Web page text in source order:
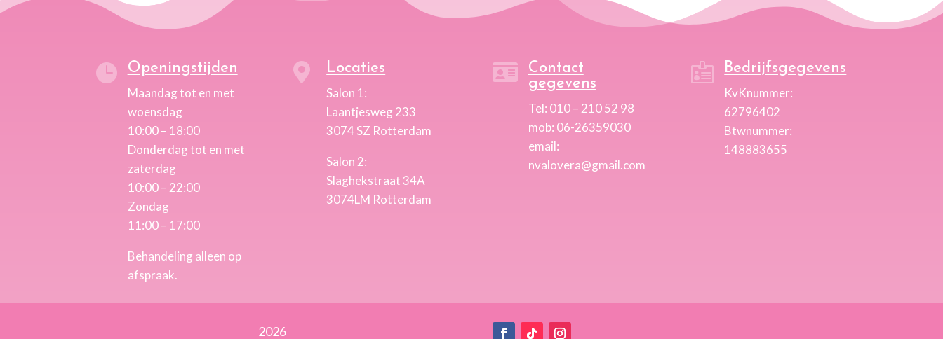
 Openingstijden
Maandag tot en met
woensdag
10:00 – 18:00
Donderdag tot en met
zaterdag
10:00 – 22:00
Zondag
11:00 – 17:00
Behandeling alleen op
afspraak.
 Locaties
Salon 1:
Laantjesweg 233
3074 SZ Rotterdam
Salon 2:
Slaghekstraat 34A
3074LM Rotterdam

Contact
gegevens
Tel: 010 – 210 52 98
mob: 06-26359030
email:
nvalovera@gmail.com
 Bedrijfsgegevens
KvKnummer:
62796402
Btwnummer:
148883655
2026